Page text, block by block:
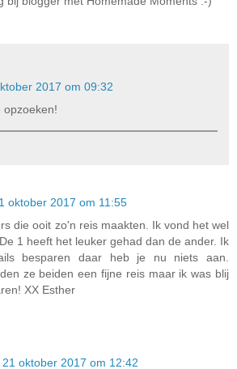
2017 om 09:32
opzoeken!
oktober 2017 om 11:55
die ooit zo'n reis maakten. Ik vond het wel
1 heeft het leuker gehad dan de ander. Ik
besparen daar heb je nu niets aan.
ze beiden een fijne reis maar ik was blij
XX Esther
21 oktober 2017 om 12:42